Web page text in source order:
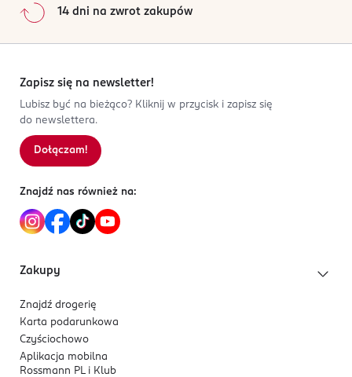
14 dni na zwrot zakupów
Zapisz się na newsletter!
Lubisz być na bieżąco? Kliknij w przycisk i zapisz się
do newslettera.
Dołączam!
Znajdź nas również na:
Zakupy
Znajdź drogerię
Karta podarunkowa
Czyściochowo
Aplikacja mobilna
Rossmann PL i Klub